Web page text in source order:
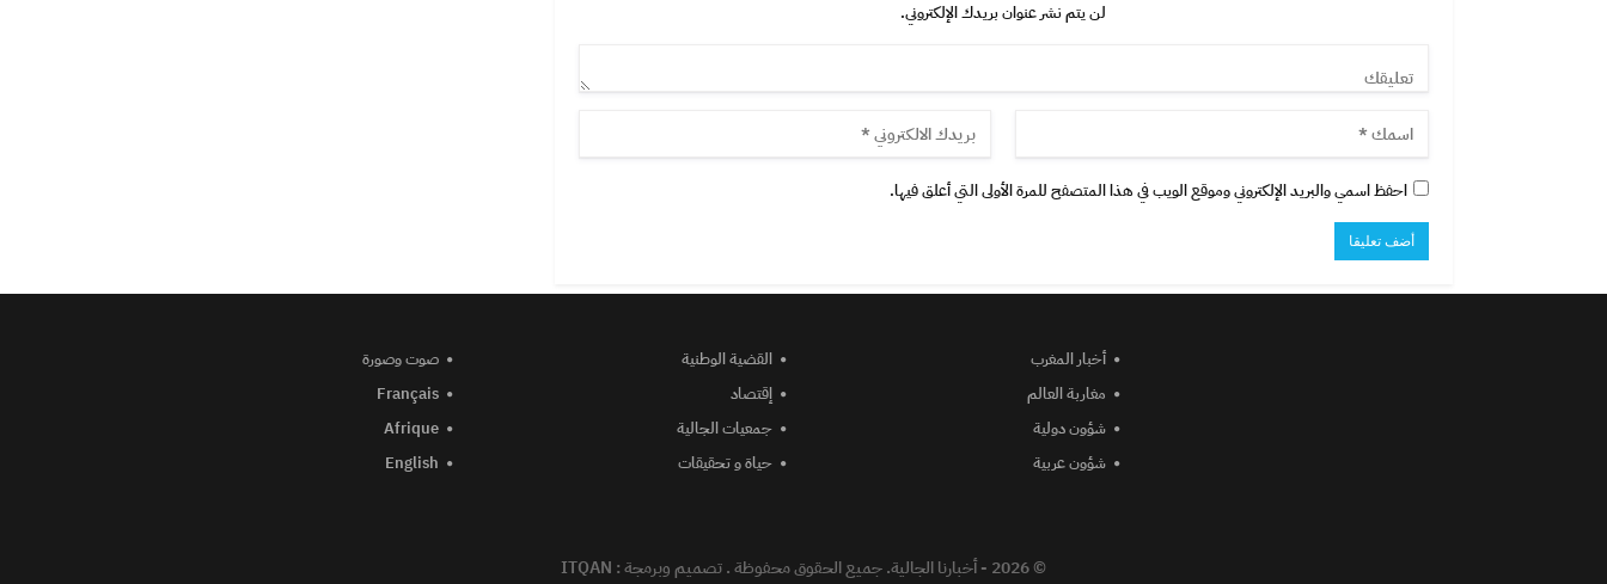
لن يتم نشر عنوان بريدك الإلكتروني.
احفظ اسمي والبريد الإلكتروني وموقع الويب في هذا المتصفح للمرة الأولى التي أعلق فيها.
أخبار المغرب
مغاربة العالم
شؤون دولية
شؤون عربية
القضية الوطنية
إقتصاد
جمعيات الجالية
حياة و تحقيقات
صوت وصورة
Français
Afrique
English
© 2026 - أخبارنا الجالية. جميع الحقوق محفوظة . تصميم وبرمجة : ITQAN